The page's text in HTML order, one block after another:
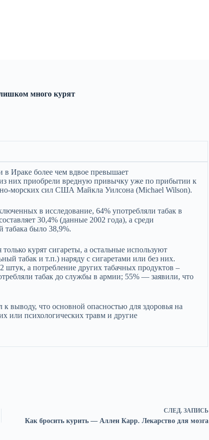
много курят
в Ираке более чем вдвое превышает
них приобрели вредную привычку уже по прибытии к
морских сил США Майкла Уилсона (Michael Wilson).
в исследование, 64% употребляли табак в
30,4% (данные 2002 года), а среди
табака было 38,9%.
курят сигареты, а остальные используют
табак и т.п.) наряду с сигаретами или без них.
штук, а потребление других табачных продуктов –
табак до службы в армии; 55% — заявили, что
выводу, что основной опасностью для здоровья на
или психологических травм и другие
СЛЕД. ЗАПИСЬ
Как бросить курить — Аллен Карр. Лекарство для мозга